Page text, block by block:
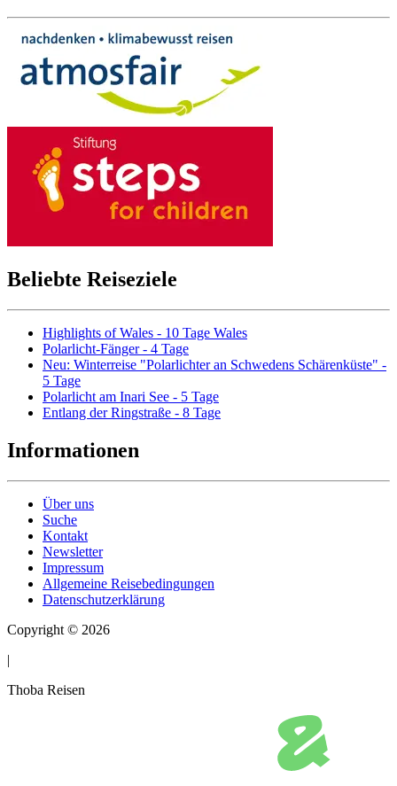
Beliebte Reiseziele
Highlights of Wales - 10 Tage Wales
Polarlicht-Fänger - 4 Tage
Neu: Winterreise "Polarlichter an Schwedens Schärenküste" -
5 Tage
Polarlicht am Inari See - 5 Tage
Entlang der Ringstraße - 8 Tage
Informationen
Über uns
Suche
Kontakt
Newsletter
Impressum
Allgemeine Reisebedingungen
Datenschutzerklärung
Copyright © 2026
|
Thoba Reisen